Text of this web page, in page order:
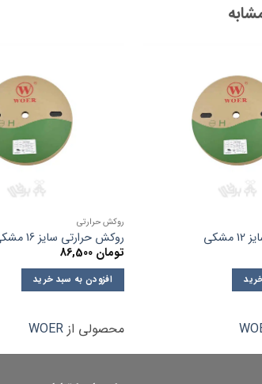
روکش حرارتی
روکش حرارتی سایز 16 مشکی
تومان 86,500
افزودن به سبد خرید
محصولی ازWOER